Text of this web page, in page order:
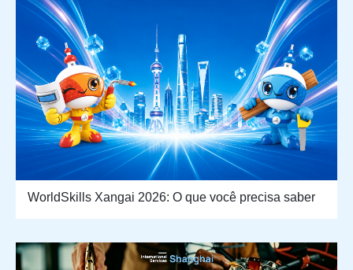
WorldSkills Xangai 2026: O que você precisa saber